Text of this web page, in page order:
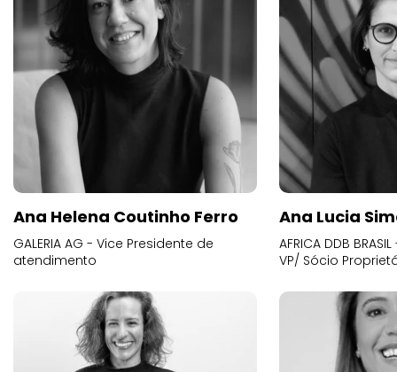
Ana Helena Coutinho Ferro
GALERIA AG - Vice Presidente de
atendimento
Ana Lucia
AFRICA DDB
VP/ Sócio